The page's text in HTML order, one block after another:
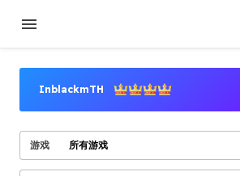
InblackmTH
卖家等级
游戏